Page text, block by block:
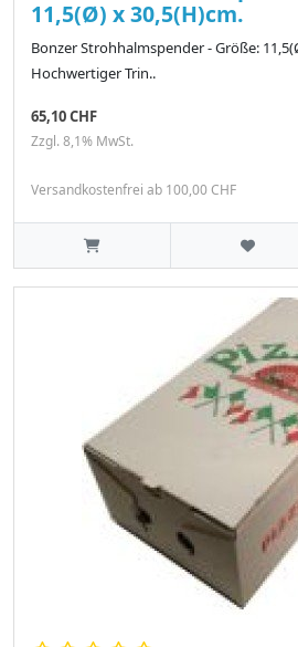
11,5(Ø) x 30,5(H)cm.
Bonzer Strohhalmspender - Größe:
Hochwertiger Trin..
65,10 CHF
Zzgl. 8,1% MwSt.
Versandkostenfrei ab 100,00 CHF